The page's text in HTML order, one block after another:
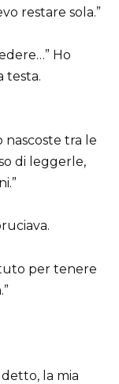
restare sola.”
Ho
testa.
nascoste tra le
di leggerle,
per tenere
la mia